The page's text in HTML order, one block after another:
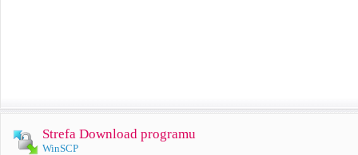
Strefa Download programu
WinSCP